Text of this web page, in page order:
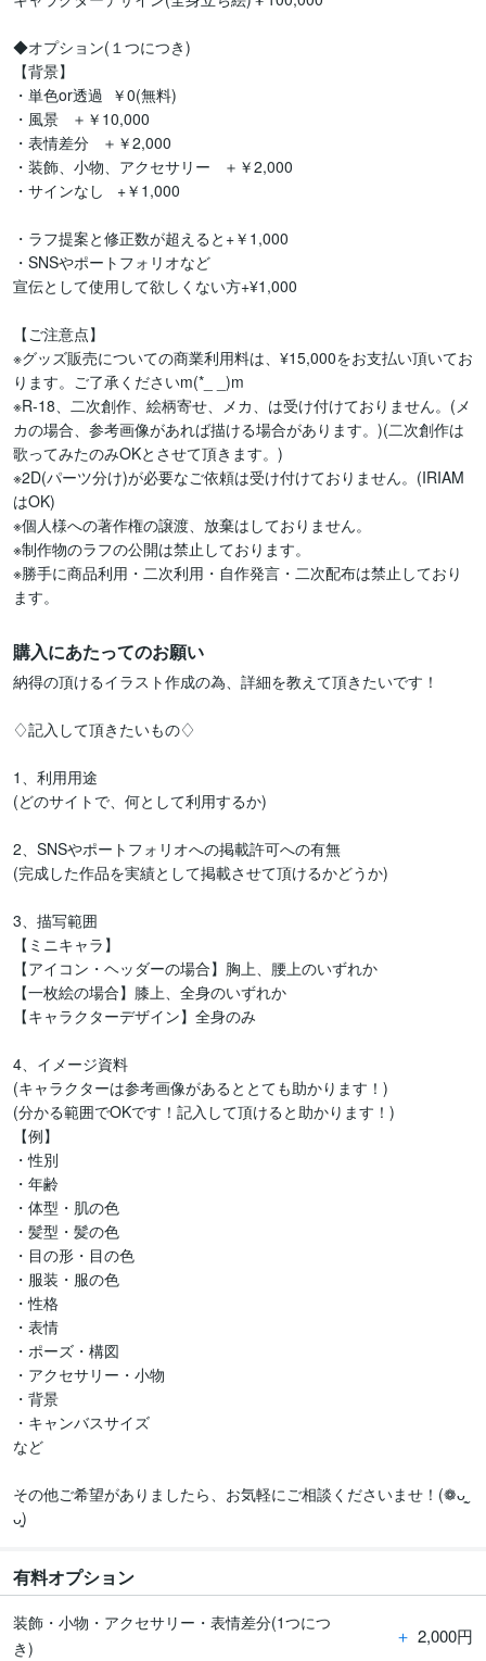
◆オプション(１つにつき)
【背景】
・単色or透過  ￥0(無料)
・風景   ＋￥10,000
・表情差分   ＋￥2,000
・装飾、小物、アクセサリー   ＋￥2,000
・サインなし   +￥1,000
・ラフ提案と修正数が超えると+￥1,000
・SNSやポートフォリオなど
宣伝として使用して欲しくない方+¥1,000
【ご注意点】
※グッズ販売についての商業利用料は、¥15,000をお支払い頂いてお
ります。ご了承くださいm(*_ _)m
※R-18、二次創作、絵柄寄せ、メカ、は受け付けておりません。(メ
カの場合、参考画像があれば描ける場合があります。)(二次創作は
歌ってみたのみOKとさせて頂きます。)
※2D(パーツ分け)が必要なご依頼は受け付けておりません。(IRIAM
はOK)
※個人様への著作権の譲渡、放棄はしておりません。
※制作物のラフの公開は禁止しております。
※勝手に商品利用・二次利用・自作発言・二次配布は禁止しており
ます。
購入にあたってのお願い
納得の頂けるイラスト作成の為、詳細を教えて頂きたいです！
♢﻿記入して頂きたいもの♢﻿
1、利用用途
(どのサイトで、何として利用するか)
2、SNSやポートフォリオへの掲載許可への有無
(完成した作品を実績として掲載させて頂けるかどうか)
3、描写範囲
【ミニキャラ】
【アイコン・ヘッダーの場合】胸上、腰上のいずれか
【一枚絵の場合】膝上、全身のいずれか
【キャラクターデザイン】全身のみ
4、﻿イメージ資料
(キャラクターは参考画像があるととても助かります！)
(分かる範囲でOKです！記入して頂けると助かります！)
【例】
・性別
・年齢
・体型・肌の色
・髪型・髪の色
・目の形・目の色
・服装・服の色
・性格
・表情
・ポーズ・構図
・アクセサリー・小物
・背景
・キャンバスサイズ
など
その他ご希望がありましたら、お気軽にご相談くださいませ！(❁ᴗ͈ˬ
ᴗ͈)
有料オプション
装飾・小物・アクセサリー・表情差分(1つにつ
き)
＋ 2,000円